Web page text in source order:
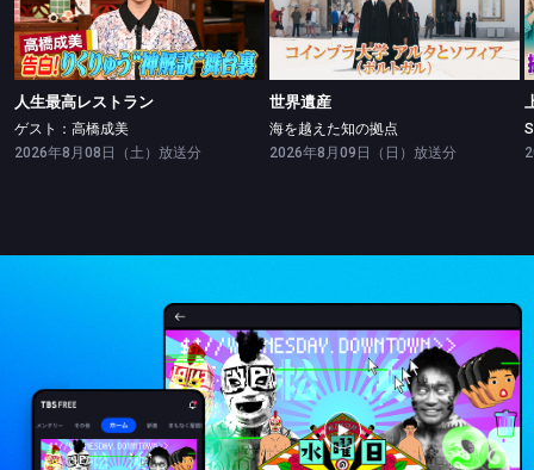
人生最高レストラン
ゲスト：高橋成美
人生最高レストラン
ゲスト：高橋成美
2026年8月08日（土）放送分
世界遺産
海を越えた知の拠点
世界遺産
海を越えた知の拠点
2026年8月09日（日）放送分